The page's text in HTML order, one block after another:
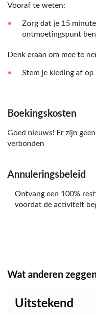
Vooraf te weten:
Zorg dat je 15
ontmoetingspunt
Denk eraan om mee te
Stem je kleding af op
Boekingskosten
Goed nieuws! Er zijn
verbonden
Annuleringsbeleid
Ontvang een 100%
voordat de activiteit
Wat anderen
Uitstekend